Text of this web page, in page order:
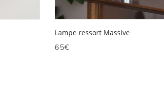
Lampe ressort Massive
65€